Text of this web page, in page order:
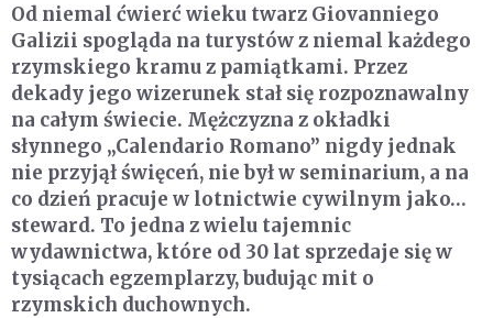
Od niemal ćwierć wieku twarz Giovanniego
Galizii spogląda na turystów z niemal każdego
rzymskiego kramu z pamiątkami. Przez
dekady jego wizerunek stał się rozpoznawalny
na całym świecie. Mężczyzna z okładki
słynnego „Calendario Romano” nigdy jednak
nie przyjął święceń, nie był w seminarium, a na
co dzień pracuje w lotnictwie cywilnym jako…
steward. To jedna z wielu tajemnic
wydawnictwa, które od 30 lat sprzedaje się w
tysiącach egzemplarzy, budując mit o
rzymskich duchownych.